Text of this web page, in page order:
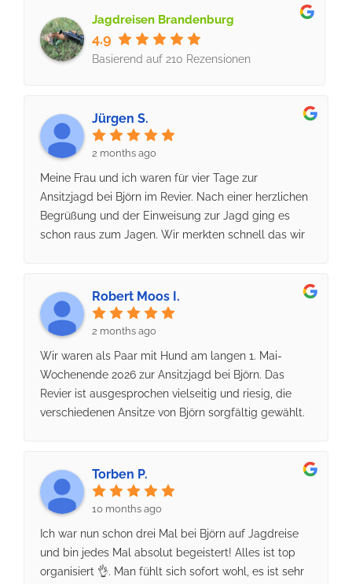
Jagdreisen Brandenburg
4.9
Basierend auf 210 Rezensionen
Jürgen S.
2 months ago
Meine Frau und ich waren für vier Tage zur
Ansitzjagd bei Björn im Revier. Nach einer herzlichen
Begrüßung und der Einweisung zur Jagd ging es
schon raus zum Jagen. Wir merkten schnell das wir
Aufbrechen und Versorgen des Wildes war Top.
Auch die Hochsitze waren alle in einem sehr guten
Zustand. Einiges Mango waren die Stechmücken die
zahlreich vorhanden waren. Wir bekamen alle vier
Wildarten in Anblick und konnten einige davon
erlegen.Vielen Dank noch mal an Björn und seinem
Team für die schönen Jagdtage und Johannes alles
gute zur bevorstehenden Prüfung. Wir kommen
Robert Moos I.
2 months ago
Wir waren als Paar mit Hund am langen 1. Mai-
Wochenende 2026 zur Ansitzjagd bei Björn. Das
Revier ist ausgesprochen vielseitig und riesig, die
verschiedenen Ansitze von Björn sorgfältig gewählt.
der alte Bock zum letzten Ansitz war misstrauisch
und schlau, beim GEE von 170 Meter war er immer
so 230 Meter auf Abstand. Zum sichern Schuss kam
ich nicht. Ich ging mit leeren Taschen heim, aber
nicht mit leerem Herzen!Unsere Unterkunft im
Forsthaus Boberow hat locker fünf Sterne verdient,
Torben P.
10 months ago
Ich war nun schon drei Mal bei Björn auf Jagdreise
und bin jedes Mal absolut begeistert! Alles ist top
organisiert 👌. Man fühlt sich sofort wohl, es ist sehr